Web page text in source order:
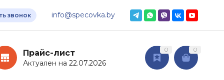
звонок info@specovka.by
Прайс-лист
Актуален на 22.07.2026
0 0